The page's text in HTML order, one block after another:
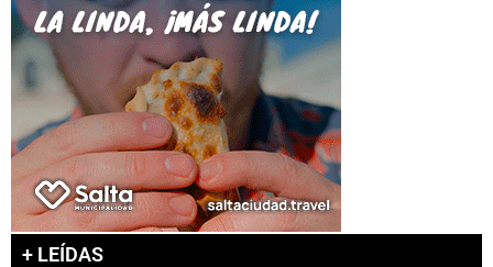
+ LEÍDAS